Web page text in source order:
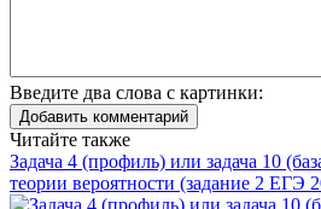
Введите два слова с картинки:
Добавить комментарий
Читайте также
Задача 4 (профиль) или задача 10
теории вероятности (задание 2 ЕГЭ